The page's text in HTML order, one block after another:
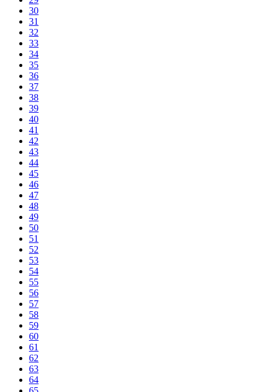
30
31
32
33
34
35
36
37
38
39
40
41
42
43
44
45
46
47
48
49
50
51
52
53
54
55
56
57
58
59
60
61
62
63
64